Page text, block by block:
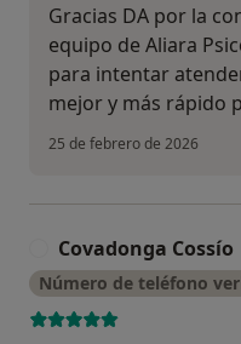
Gracias DA por la
equipo de Aliara
para intentar
mejor y más rápido
25 de febrero de 2026
Covadonga Cossío
Número de teléfono